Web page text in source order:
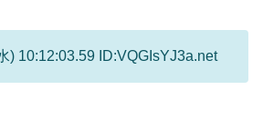
) 10:12:03.59 ID:VQGIsYJ3a.net